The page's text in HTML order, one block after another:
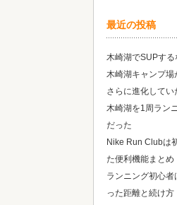
最近の投稿
木崎湖でSUPす
木崎湖キャンプ
さらに進化してい
木崎湖を1周ラン
だった
Nike Run Clubは
た便利機能まとめ
ランニング初心
った距離と続け方